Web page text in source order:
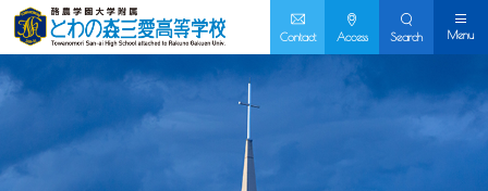
Contact Access Search Menu